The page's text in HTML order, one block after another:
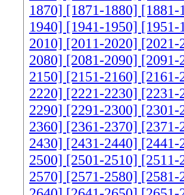
1870] [1871-1880] [1881-
1940] [1941-1950] [1951-
2010] [2011-2020] [2021-
2080] [2081-2090] [2091-
2150] [2151-2160] [2161-
2220] [2221-2230] [2231-
2290] [2291-2300] [2301-
2360] [2361-2370] [2371-
2430] [2431-2440] [2441-
2500] [2501-2510] [2511-
2570] [2571-2580] [2581-